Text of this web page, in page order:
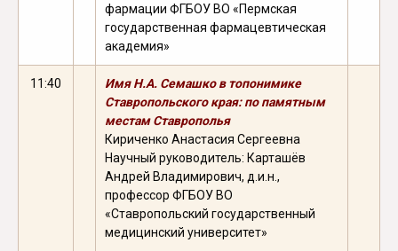
фармации ФГБОУ ВО «Пермская
государственная фармацевтическая
академия»
11:40
Имя Н.А. Семашко в топонимике
Ставропольского края: по памятным
местам Ставрополья
Кириченко Анастасия Сергеевна
Научный руководитель: Карташёв
Андрей Владимирович, д.и.н.,
профессор ФГБОУ ВО
«Ставропольский государственный
медицинский университет»